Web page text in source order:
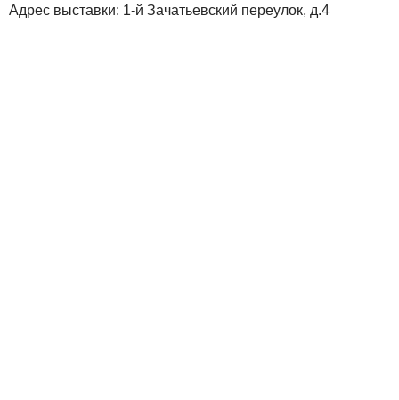
Адрес выставки: 1-й Зачатьевский переулок, д.4